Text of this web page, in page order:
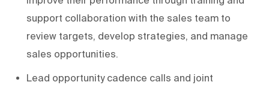
support collaboration with the sales team to
review targets, develop strategies, and manage
sales opportunities.
Lead opportunity cadence calls and joint